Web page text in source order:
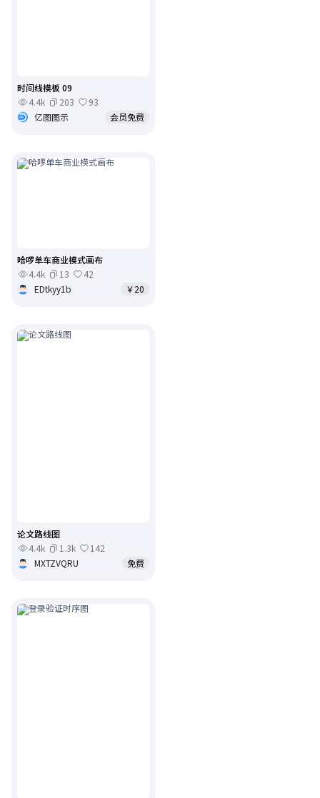
时间线模板 09
4.4k
203
93
亿图图示
会员免费
哈啰单车商业模式画布
4.4k
13
42
EDtkyy1b
￥20
论文路线图
4.4k
1.3k
142
MXTZVQRU
免费